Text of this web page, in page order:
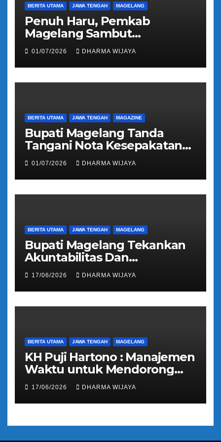
BERITA UTAMA JAWA TENGAH MAGELANG
Penuh Haru, Pemkab
Magelang Sambut
Kepulangan Jemaah Haji
Kloter 81
01/07/2026 DHARMA WIJAYA
BERITA UTAMA JAWA TENGAH MAGAZINE
Bupati Magelang Tanda
Tangani Nota Kesepakatan
Pengalihan Pelayanan
Regident Di Kecamatan
Bandongan
01/07/2026 DHARMA WIJAYA
BERITA UTAMA JAWA TENGAH MAGELANG
Bupati Magelang Tekankan
Akuntabilitas Dan
Tranparansi Pengelolaan
Bantuan Keuangan Parpol
17/06/2026 DHARMA WIJAYA
BERITA UTAMA JAWA TENGAH MAGELANG
KH Puji Hartono : Manajemen
Waktu untuk Mendorong
Umat Semakin Baik
17/06/2026 DHARMA WIJAYA